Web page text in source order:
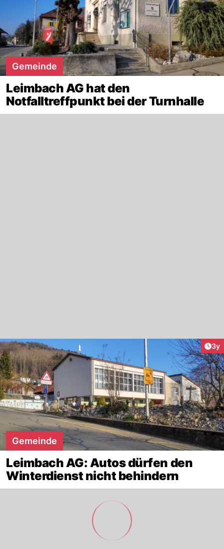
Gemeinde
Leimbach AG hat den
Notfalltreffpunkt bei der Turnhalle
3y
Gemeinde
Leimbach AG: Autos dürfen den
Winterdienst nicht behindern